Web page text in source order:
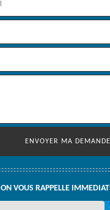
ON VOUS RAPPELLE